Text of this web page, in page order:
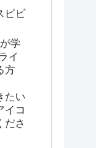
ピビ
学
イ
方
たい
イコ
ださ